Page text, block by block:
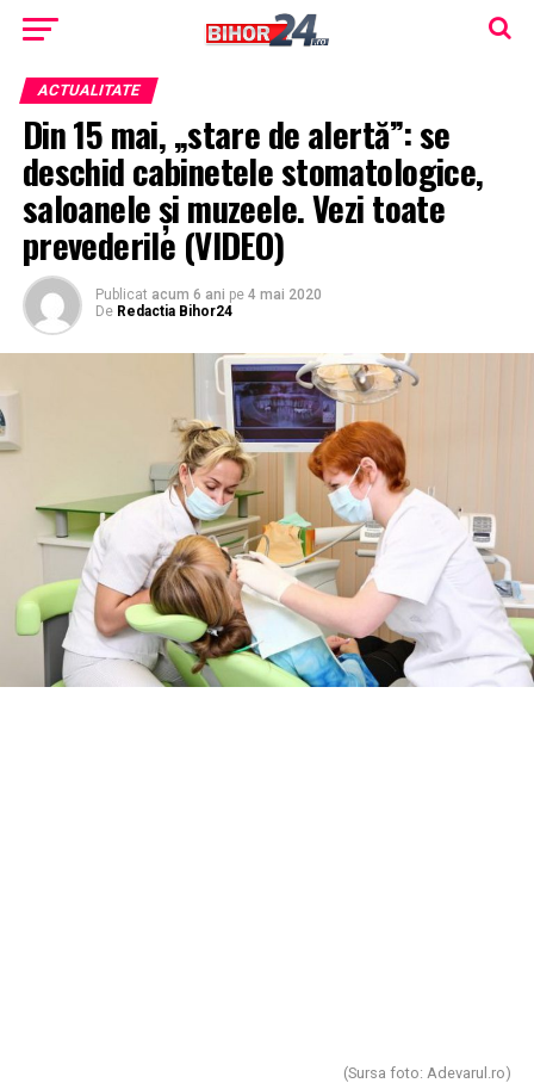
ACTUALITATE
Din 15 mai, „stare de alertă”: se
deschid cabinetele stomatologice,
saloanele și muzeele. Vezi toate
prevederile (VIDEO)
Publicat acum 6 ani pe 4 mai 2020
De Redactia Bihor24
(Sursa foto: Adevarul.ro)